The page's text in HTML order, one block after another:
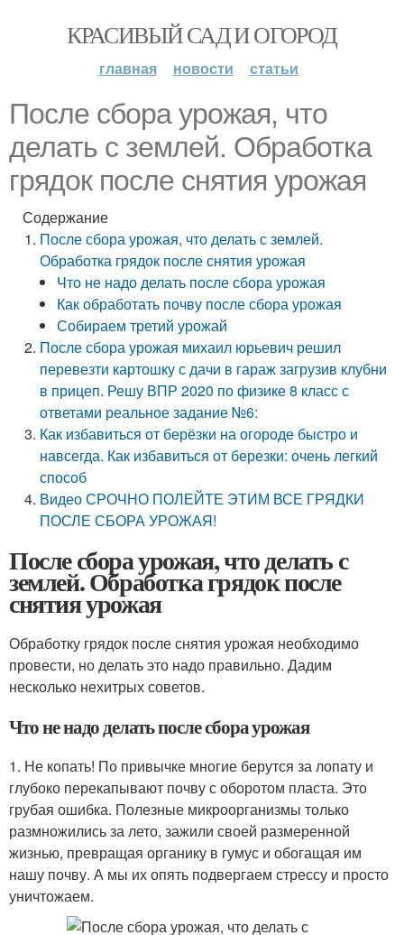
КРАСИВЫЙ САД И ОГОРОД
главная новости статьи
После сбора урожая, что
делать с землей. Обработка
грядок после снятия урожая
Содержание
После сбора урожая, что делать с землей.
Обработка грядок после снятия урожая
Что не надо делать после сбора урожая
Как обработать почву после сбора урожая
Собираем третий урожай
После сбора урожая михаил юрьевич решил
перевезти картошку с дачи в гараж загрузив клубни
в прицеп. Решу ВПР 2020 по физике 8 класс с
ответами реальное задание №6:
Как избавиться от берёзки на огороде быстро и
навсегда. Как избавиться от березки: очень легкий
способ
Видео СРОЧНО ПОЛЕЙТЕ ЭТИМ ВСЕ ГРЯДКИ
ПОСЛЕ СБОРА УРОЖАЯ!
После сбора урожая, что делать с
землей. Обработка грядок после
снятия урожая
Обработку грядок после снятия урожая необходимо
провести, но делать это надо правильно. Дадим
несколько нехитрых советов.
Что не надо делать после сбора урожая
1. Не копать! По привычке многие берутся за лопату и
глубоко перекапывают почву с оборотом пласта. Это
грубая ошибка. Полезные микроорганизмы только
размножились за лето, зажили своей размеренной
жизнью, превращая органику в гумус и обогащая им
нашу почву. А мы их опять подвергаем стрессу и просто
уничтожаем.